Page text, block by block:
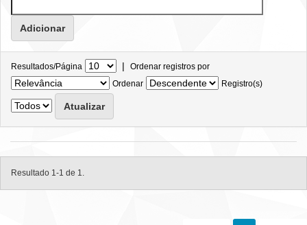
Resultados/Página | Ordenar registros por
Ordenar
Registro(s)
Resultado 1-1 de 1.